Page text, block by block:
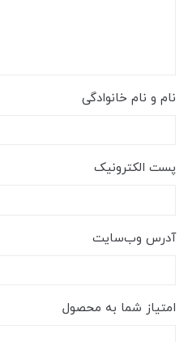
نام و نام خانوادگی
پست الکترونیک
آدرس وب‌سایت
امتیاز شما به محصول